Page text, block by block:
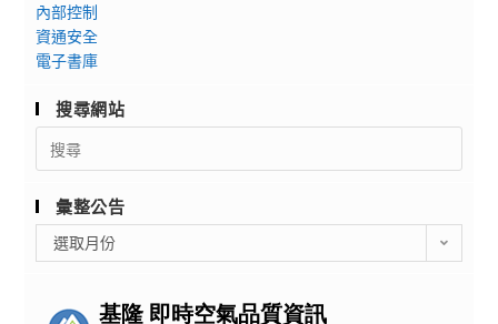
內部控制
資通安全
電子書庫
搜尋網站
Search
for:
彙整公告
整
選取月份